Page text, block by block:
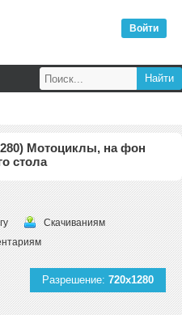
Войти
Мотоциклы, на фон
стола
Скачиваниям
Разрешение: 720x1280